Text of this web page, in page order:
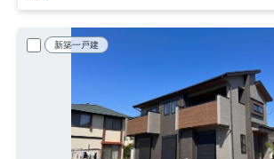
新築一戸建